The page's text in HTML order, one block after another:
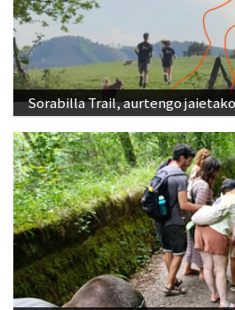
Sorabilla Trail, aurtengo